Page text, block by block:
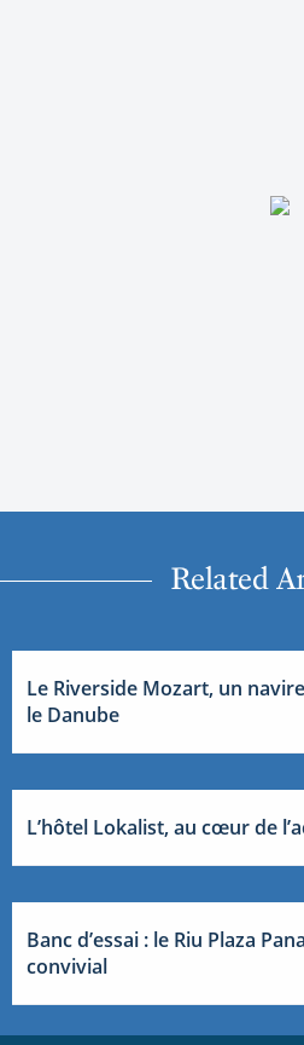
Related
Le Riverside Mozart, un
le Danube
L’hôtel Lokalist, au cœur de
Banc d’essai : le Riu Plaza
convivial